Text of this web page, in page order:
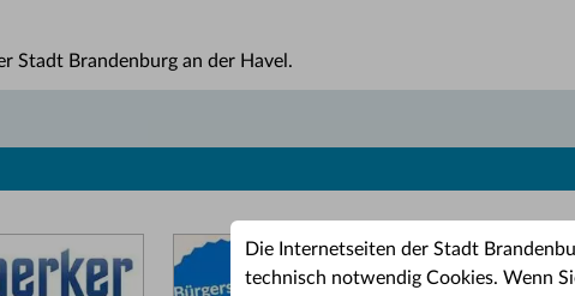
Die Internetseiten der Stadt
technisch notwendig Cookies. Wenn
Stadt Brandenburg an der Havel.